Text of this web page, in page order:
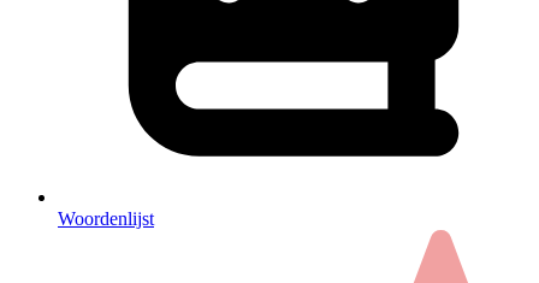
Woordenlijst